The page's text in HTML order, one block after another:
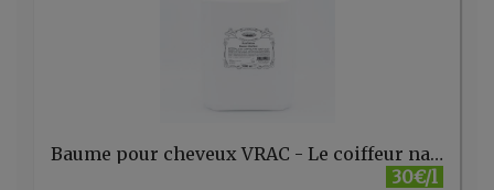
Baume pour cheveux VRAC - Le coiffeur naturel
30€/l